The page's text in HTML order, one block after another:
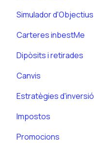
Simulador d'Objectius
Carteres inbestMe
Dipòsits i retirades
Canvis
Estratègies d'inversió
Impostos
Promocions